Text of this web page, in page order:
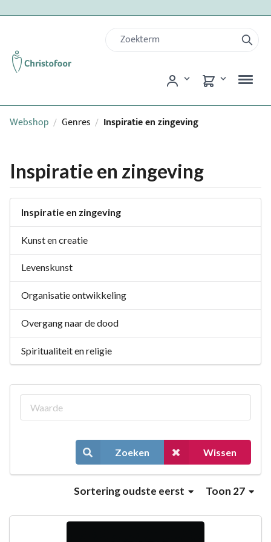
Webshop / Genres / Inspiratie en zingeving
Inspiratie en zingeving
Inspiratie en zingeving
Kunst en creatie
Levenskunst
Organisatie ontwikkeling
Overgang naar de dood
Spiritualiteit en religie
Zoeken Wissen
Toon 27
Sorteringoudste eerst